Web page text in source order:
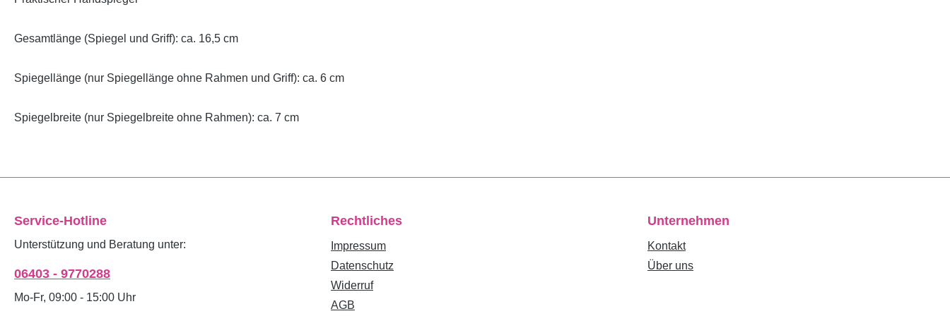
Gesamtlänge (Spiegel und Griff): ca. 16,5 cm
Spiegellänge (nur Spiegellänge ohne Rahmen und Griff): ca. 6 cm
Spiegelbreite (nur Spiegelbreite ohne Rahmen): ca. 7 cm
Service-Hotline
Unterstützung und Beratung unter:
06403 - 9770288
Mo-Fr, 09:00 - 15:00 Uhr
Rechtliches
Impressum
Datenschutz
Widerruf
AGB
Unternehmen
Kontakt
Über uns